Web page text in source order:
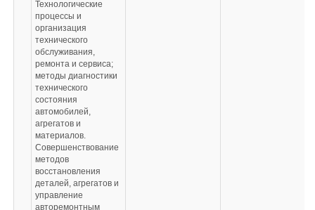
Технологические
процессы и
организация
технического
обслуживания,
ремонта и сервиса;
методы диагностики
технического
состояния
автомобилей,
агрегатов и
материалов.
Совершенствование
методов
восстановления
деталей, агрегатов и
управление
авторемонтным